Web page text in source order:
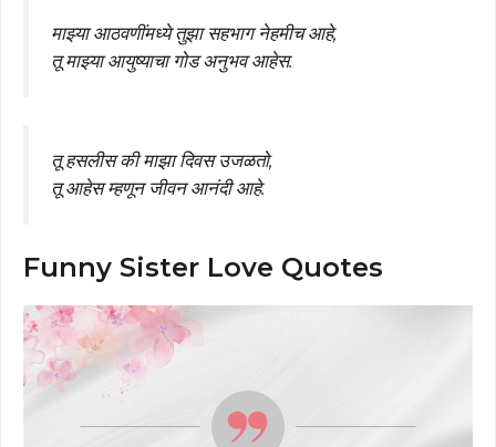
माझ्या आठवणींमध्ये तुझा सहभाग नेहमीच आहे,
तू माझ्या आयुष्याचा गोड अनुभव आहेस.
तू हसलीस की माझा दिवस उजळतो,
तू आहेस म्हणून जीवन आनंदी आहे.
Funny Sister Love Quotes